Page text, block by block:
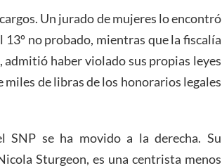
Un jurado de mujeres lo encontró
13º no probado, mientras que la fiscalía
admitió haber violado sus propias leyes
de libras de los honorarios legales
SNP se ha movido a la derecha. Su
Sturgeon, es una centrista menos